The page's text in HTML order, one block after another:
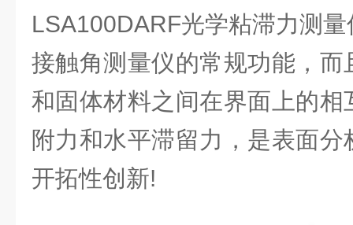
LSA100DARF光学粘滞力测
接触角测量仪的常规功能，
和固体材料之间在界面上的
附力和水平滞留力，是表面
开拓性创新!